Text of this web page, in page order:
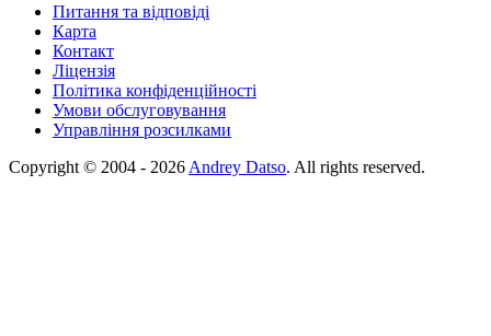
Питання та відповіді
Карта
Контакт
Ліцензія
Політика конфіденційності
Умови обслуговування
Управління розсилками
Copyright © 2004 - 2026 Andrey Datso. All rights reserved.